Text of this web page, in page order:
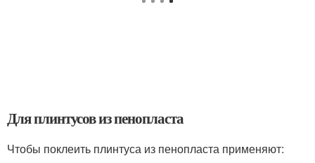
Для плинтусов из пенопласта
Чтобы поклеить плинтуса из пенопласта применяют: